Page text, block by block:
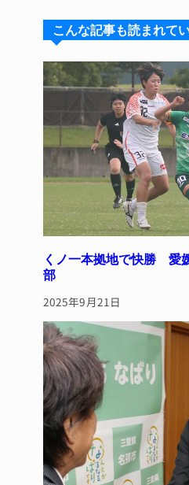
s
k
y
a
d
s
こんな記事も読まれてい
くノ一本拠地で快勝 愛
部
2025年9月21日